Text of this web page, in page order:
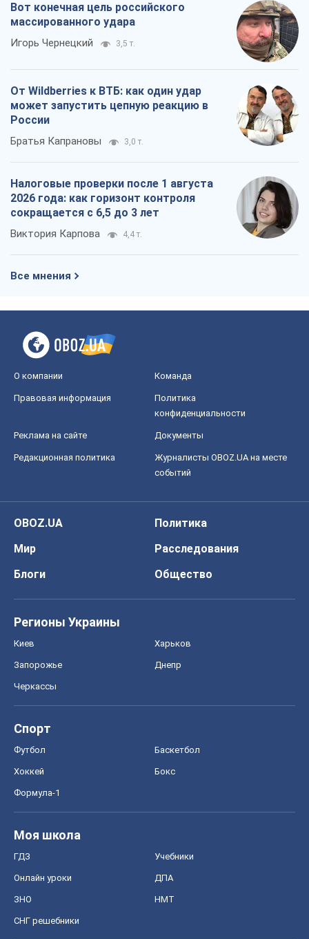
Вот конечная цель российского
массированного удара
Игорь Чернецкий 3,5 т.
От Wildberries к ВТБ: как один удар
может запустить цепную реакцию в
России
Братья Капрановы 3,0 т.
Налоговые проверки после 1 августа
2026 года: как горизонт контроля
сокращается с 6,5 до 3 лет
Виктория Карпова 4,4 т.
Все мнения
О компании Команда
Правовая информация
Политика
конфиденциальности
Реклама на сайте Документы
Редакционная политика
Журналисты OBOZ.UA на месте
событий
OBOZ.UA
Политика
Мир
Расследования
Блоги
Общество
Регионы Украины
Киев Харьков
Запорожье Днепр
Черкассы
Спорт
Футбол Баскетбол
Хоккей Бокс
Формула-1
Моя школа
ГДЗ Учебники
Онлайн уроки ДПА
ЗНО НМТ
СНГ решебники